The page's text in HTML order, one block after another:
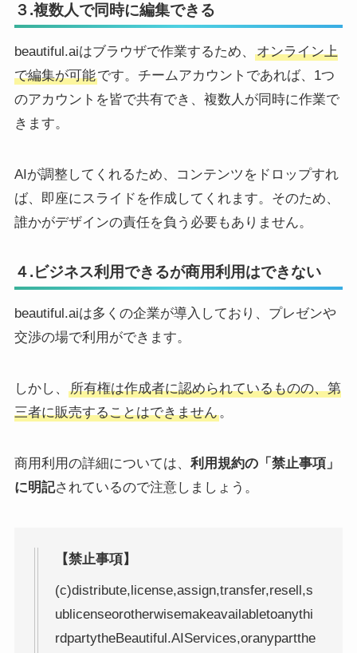
３.複数人で同時に編集できる
beautiful.aiはブラウザで作業するため、
オンライン上
で編集が可能です。チームアカウントであれば、1つ
のアカウントを皆で共有でき、複数人が同時に作業で
きます。
AIが調整してくれるため、コンテンツをドロップすれ
ば、即座にスライドを作成してくれます。そのため、
誰かがデザインの責任を負う必要もありません。
４.ビジネス利用できるが商用利用はできない
beautiful.aiは多くの企業が導入しており、プレゼンや
交渉の場で利用ができます。
しかし、
所有権は作成者に認められているものの、第
三者に販売することはできません。
商用利用の詳細については、 利用規約の「禁止事項」
に明記されているので注意しましょう。
【禁止事項】
(c)distribute,license,assign,transfer,resell,s
ublicenseorotherwisemakeavailabletoanythi
rdpartytheBeautiful.AIServices,oranypartthe